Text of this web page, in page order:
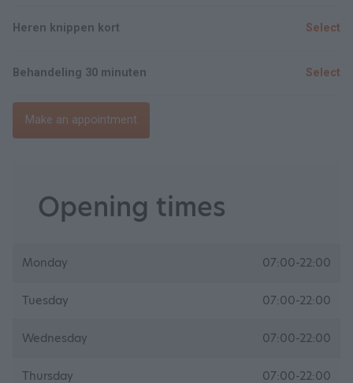
Heren knippen kort Select
Behandeling 30 minuten Select
Make an appointment
Opening times
Monday 07:00-22:00
Tuesday 07:00-22:00
Wednesday 07:00-22:00
Thursday 07:00-22:00